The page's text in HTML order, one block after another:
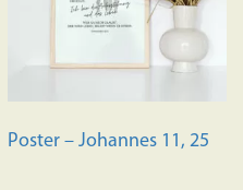
Poster – Johannes 11, 25